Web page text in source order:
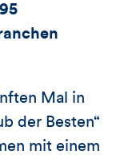
Mal in
der Besten“
mit einem